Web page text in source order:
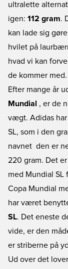
ultralette
igen: 112 gram.
kan lade sig
hvilet på
hvad vi kan
de kommer med.
Efter mange år
Mundial
, er de
vægt. Adidas har
SL, som i den
navnet  den er
220 gram. Det
med Mundial
Copa Mundial
har været
SL. Det eneste
vide, er den
er striberne på
Ud over det